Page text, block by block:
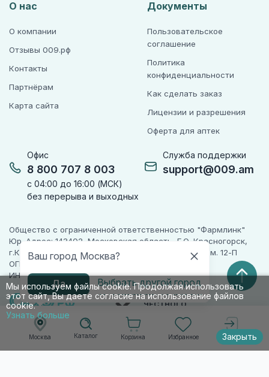
Москва
Ваш город Москва?
Да Выбрать другой город
Каталог Корзина Избранное Войти
Мы используем файлы cookie. Продолжая использовать
этот сайт, Вы даете согласие на использование файлов
cookie.
Узнать больше
Закрыть
Офис
8 800 707 8 003
с 04:00 до 16:00 (МСК)
без перерыва и выходных
Служба поддержки
support@009.am
О нас
О компании
Отзывы 009.рф
Контакты
Партнёрам
Карта сайта
Документы
Пользовательское
соглашение
Политика
конфиденциальности
Как сделать заказ
Лицензии и разрешения
Оферта для аптек
Общество с ограниченной ответственностью "Фармлинк"
Юр. Адрес: 143402, Московская область, Г.О. Красногорск,
г.Красногорск, ул. Жуковского, д. 17, помещ. III, ком. 12-П
ОГРН 1225000071955
ИНН 5024223277
ПАРТНЕР
ЧЕСТНОГО